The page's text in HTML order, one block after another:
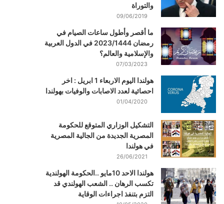
والتوراة
09/06/2019
ما أقصر وأطول ساعات الصيام في
رمضان 2023/1444 في الدول العربية
والإسلامية والعالم؟
07/03/2023
هولندا اليوم الاربعاء 1 ابريل : اخر
احصائية لعدد الاصابات والوفيات بهولندا
01/04/2020
التشكيل الوزاري المتوقع للحكومة
المصرية الجديدة من الجالية المصرية
في هولندا
26/06/2021
هولندا الاحد 10مايو ..الحكومة الهولندية
تكسب الرهان .. الشعب الهولندي قد
التزم بتنفذ اجراءات الوقاية